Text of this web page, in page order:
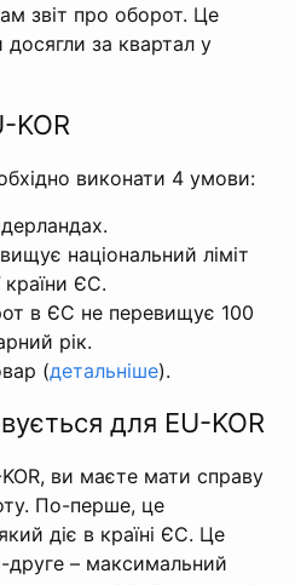
звіт про оборот. Це
за квартал у
KOR
виконати 4 умови:
національний ліміт
країни ЄС.
в ЄС не перевищує 100
рік.
(детальніше).
для EU-KOR
ви маєте мати справу
По-перше, це
діє в країні ЄС. Це
друге – максимальний